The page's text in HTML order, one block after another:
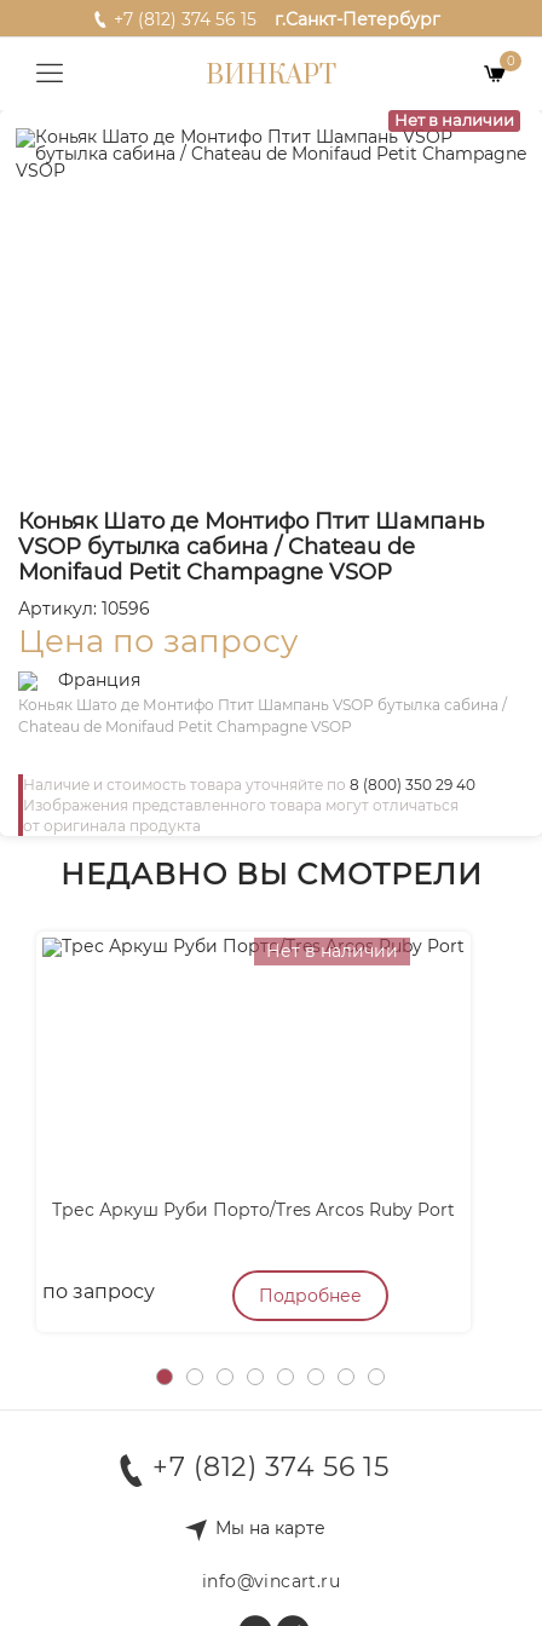
+7 (812) 374 56 15 г.Санкт-Петербург
ВИНКАРТ 0
Нет в наличии
Коньяк Шато де Монтифо Птит Шампань
VSOP бутылка сабина / Chateau de
Monifaud Petit Champagne VSOP
Артикул: 10596
Цена по запросу
Франция
Коньяк Шато де Монтифо Птит Шампань VSOP бутылка сабина /
Chateau de Monifaud Petit Champagne VSOP
Наличие и стоимость товара уточняйте по 8 (800) 350 29 40
Изображения представленного товара могут отличаться
от оригинала продукта
НЕДАВНО ВЫ СМОТРЕЛИ
Нет в наличии
Трес Аркуш Руби Порто/Tres Arcos Ruby Port
по запросу Подробнее
+7 (812) 374 56 15
Мы на карте
info@vincart.ru